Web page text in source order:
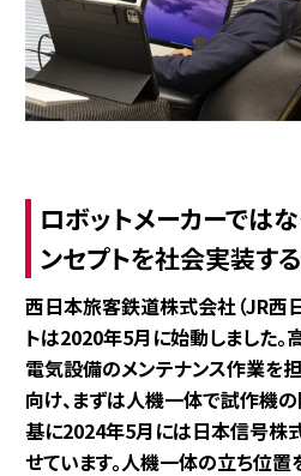
ロボットメーカーでは
ンセプトを社会実装す
――西日本旅客鉄道株式会社（JR西
トは2020年5月に始動しました
電気設備のメンテナンス作業を
向け、まずは人機一体で試作機
基に2024年5月には日本信号株
せています。人機一体の立ち位置